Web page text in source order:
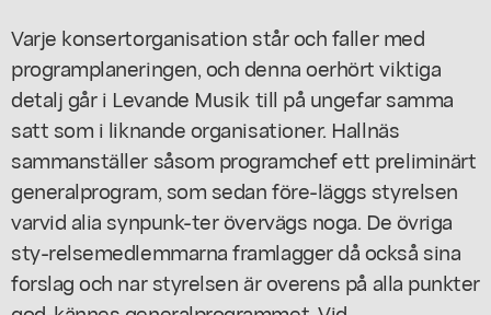
Varje konsertorganisation står och faller med
programplaneringen, och denna oerhört viktiga
detalj går i Levande Musik till på ungefar samma
satt som i liknande organisationer. Hallnäs
sammanställer såsom programchef ett preliminärt
generalprogram, som sedan före-läggs styrelsen
varvid alia synpunk-ter övervägs noga. De övriga
sty-relsemedlemmarna framlagger då också sina
forslag och nar styrelsen är overens på alla punkter